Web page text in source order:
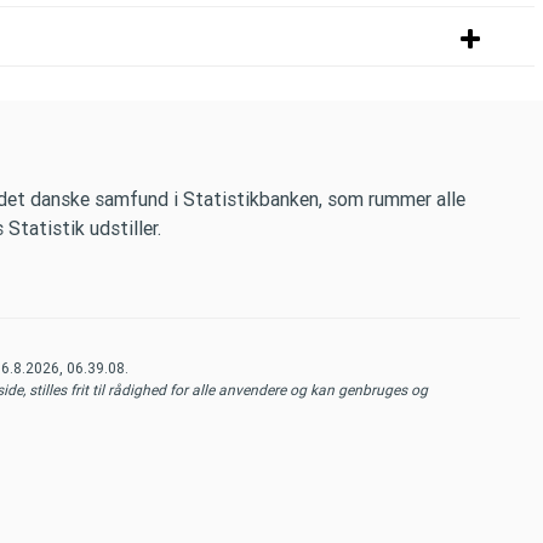
danske samfund i Statistikbanken, som rummer alle
Statistik udstiller.
6.8.2026, 06.39.08.
stilles frit til rådighed for alle anvendere og kan genbruges og